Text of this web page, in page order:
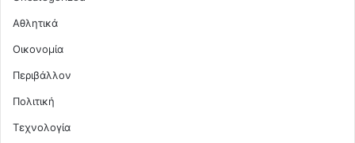
Αθλητικά
Οικονομία
Περιβάλλον
Πολιτική
Τεχνολογία